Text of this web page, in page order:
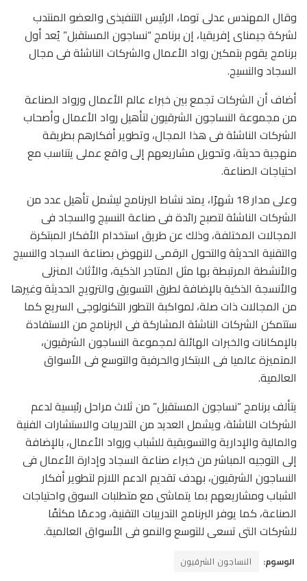
وقال المهندس عدلى توما، الرئيس التنفيذى والعضو المنتدب
لشركة جيمناى إفريقيا، إن برنامج “نساجون المستقبل” يُعد أول
برنامج يقوم بتمكين رواد الأعمال والشركات الناشئة فى مجال
السجاد والنسيج.
أضاف أن الشركات تجمع بين خبراء عالم الأعمال ورواد الصناعة
من مجموعة النساجون الشرقيون لتأهيل رواد الأعمال وأصحاب
الشركات الناشئة فى هذا المجال، وتطوير أفكارهم بطريقة
منهجية حديثة، وتحويل مشاريعهم إلى واقع عملى يتناسب مع
احتياجات الصناعة.
وعلى مدار 18 شهرًا، يمتد نشاط البرنامج ليشمل تأهيل عدد من
الشركات الناشئة لتصبح رائدة فى صناعة النسيج والسجاد فى
المجالات المختلفة، وذلك عن طريق استخدام الأفكار المبتكرة
والتقنية‏ الحديثة والتحول الرقمى للنهوض بصناعة السجاد والنسيج
والأنشطة المرتبطة بها مثل المتاجر الذكية، والأثاث المنزلى
والأنسجة الذكية بالإضافة لطرق التسويق والترويج الحديثة وغيرها
من المجالات ذات صلة، لمواكبة التطور التكنولوجى السريع كما
ستتمكن الشركات الناشئة المشاركة فى البرنامج من الاستفادة
بالإمكانات والخبرات الهائلة لمجموعة النساجون الشرقيون،
المتميزة عالميا فى الابتكار والحرفية والتوسع فى الأسواق
العالمية.
يتألف برنامج “نساجون المستقبل” من ثلاث مراحل رئيسية لدعم
الشركات الناشئة، ويشمل العديد من التدريبات والاستشارات الفنية
والمالية والإدارية والتسويقية للشباب ورواد الأعمال، بالإضافة
إلى التوجيه المباشر من خبراء صناعة السجاد وإدارة الأعمال فى
النساجون الشرقيون، بهدف تقديم الدعم اللازم لتطوير أفكار
الشباب ومشاريعهم بما يتماشى مع متطلبات السوق واحتياجات
الصناعة، كما يوفر البرنامج التدريبات التقنية، ودعمًا مكثفًا
للشركات التى تسعى للتوسع والنمو فى الأسواق العالمية.
الوسوم: النساجون الشرقيون